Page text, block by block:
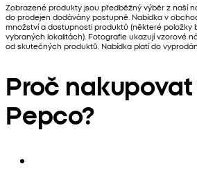
Zobrazené produkty jsou předběžný výběr z naší
do prodejen dodávány postupně. Nabídka v
množství a dostupnosti produktů (některé položky
vybraných lokalitách). Fotografie ukazují vzorové
od skutečných produktů. Nabídka platí do
Proč
Pepco?